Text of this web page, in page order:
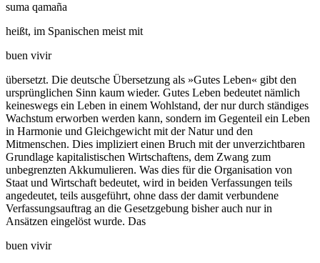
suma qamaña
heißt, im Spanischen meist mit
buen vivir
übersetzt. Die deutsche Übersetzung als »Gutes Leben« gibt den
ursprünglichen Sinn kaum wieder. Gutes Leben bedeutet nämlich
keineswegs ein Leben in einem Wohlstand, der nur durch ständiges
Wachstum erworben werden kann, sondern im Gegenteil ein Leben
in Harmonie und Gleichgewicht mit der Natur und den
Mitmenschen. Dies impliziert einen Bruch mit der unverzichtbaren
Grundlage kapitalistischen Wirtschaftens, dem Zwang zum
unbegrenzten Akkumulieren. Was dies für die Organisation von
Staat und Wirtschaft bedeutet, wird in beiden Verfassungen teils
angedeutet, teils ausgeführt, ohne dass der damit verbundene
Verfassungsauftrag an die Gesetzgebung bisher auch nur in
Ansätzen eingelöst wurde. Das
buen vivir